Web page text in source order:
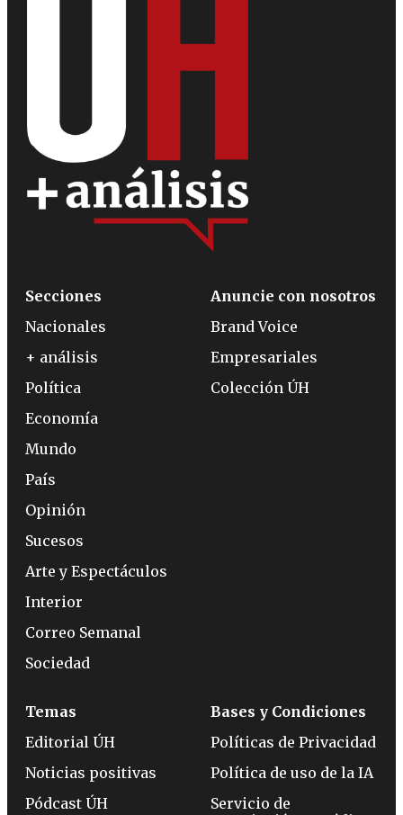
Secciones
Nacionales
+ análisis
Política
Economía
Mundo
País
Opinión
Sucesos
Arte y Espectáculos
Interior
Correo Semanal
Sociedad
Anuncie con nosotros
Brand Voice
Empresariales
Colección ÚH
Temas
Editorial ÚH
Noticias positivas
Pódcast ÚH
Bases y Condiciones
Políticas de Privacidad
Política de uso de la IA
Servicio de